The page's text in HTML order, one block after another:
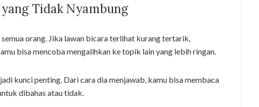
Tidak Nyambung
orang. Jika lawan bicara terlihat kurang tertarik,
bisa mencoba mengalihkan ke topik lain yang lebih ringan.
kunci penting. Dari cara dia menjawab, kamu bisa membaca
dibahas atau tidak.